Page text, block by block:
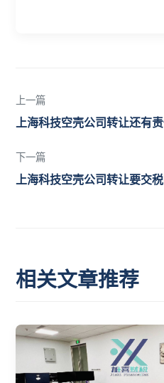
上一篇
上海科技空壳公司转让还有责
下一篇
上海科技空壳公司转让要交税
相关文章推荐